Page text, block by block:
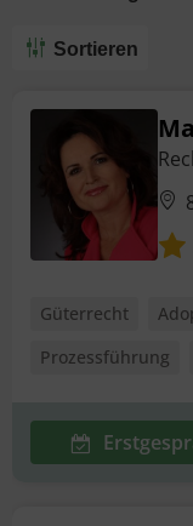
Sortieren
Güterrecht
Prozessführung